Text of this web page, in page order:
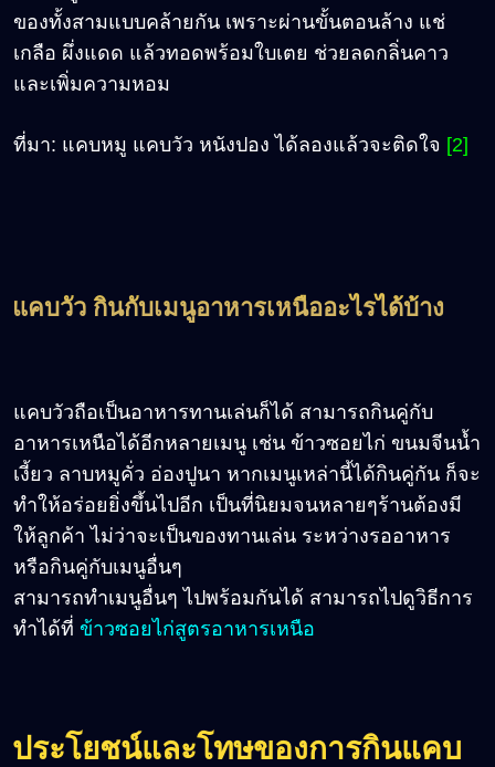
ของทั้งสามแบบคล้ายกัน เพราะผ่านขั้นตอนล้าง แช่
เกลือ ผึ่งแดด แล้วทอดพร้อมใบเตย ช่วยลดกลิ่นคาว
และเพิ่มความหอม
ที่มา: แคบหมู แคบวัว หนังปอง ได้ลองแล้วจะติดใจ [2]
แคบวัว กินกับเมนูอาหารเหนืออะไรได้บ้าง
แคบวัวถือเป็นอาหารทานเล่นก็ได้ สามารถกินคู่กับ
อาหารเหนือได้อีกหลายเมนู เช่น ข้าวซอยไก่ ขนมจีนน้ำ
เงี้ยว ลาบหมูคั่ว อ่องปูนา หากเมนูเหล่านี้ได้กินคู่กัน ก็จะ
ทำให้อร่อยยิ่งขึ้นไปอีก เป็นที่นิยมจนหลายๆร้านต้องมี
ให้ลูกค้า ไม่ว่าจะเป็นของทานเล่น ระหว่างรออาหาร
หรือกินคู่กับเมนูอื่นๆ
สามารถทำเมนูอื่นๆ ไปพร้อมกันได้ สามารถไปดูวิธีการ
ทำได้ที่ ข้าวซอยไก่สูตรอาหารเหนือ
ประโยชน์และโทษของการกินแคบ